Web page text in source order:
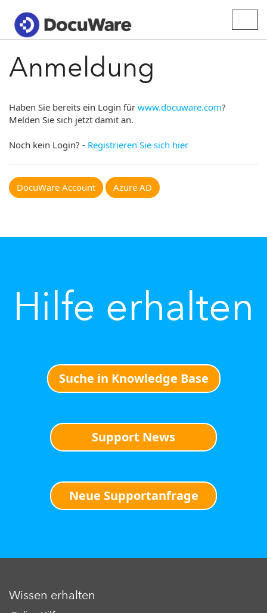
Anmeldung
Haben Sie bereits ein Login für www.docuware.com?
Melden Sie sich jetzt damit an.
Noch kein Login? - Registrieren Sie sich hier
DocuWare Account Azure AD
Hilfe erhalten
Suche in Knowledge Base
Support News
Neue Supportanfrage
Wissen erhalten